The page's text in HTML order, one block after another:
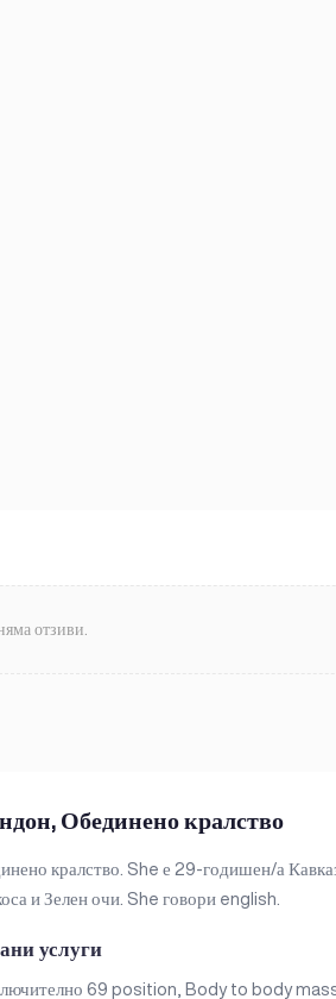
отзиви.
Обединено кралство
кралство. She е 29-годишен/а
и Зелен очи. She говори english.
услуги
69 position, Body to body